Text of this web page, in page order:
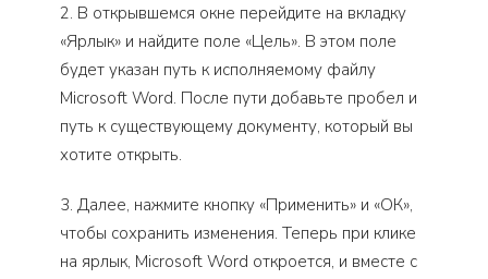
2. В открывшемся окне перейдите на вкладку
«Ярлык» и найдите поле «Цель». В этом поле
будет указан путь к исполняемому файлу
Microsoft Word. После пути добавьте пробел и
путь к существующему документу, который вы
хотите открыть.
3. Далее, нажмите кнопку «Применить» и «ОК»,
чтобы сохранить изменения. Теперь при клике
на ярлык, Microsoft Word откроется, и вместе с